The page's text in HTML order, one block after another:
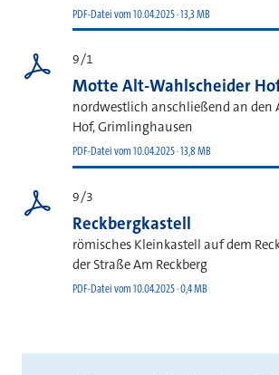
PDF-Datei vom 10.04.2025 · 13,3 MB
9/1
Motte Alt-Wahlscheider
nordwestlich anschließend an den
Hof, Grimlinghausen
PDF-Datei vom 10.04.2025 · 13,8 MB
9/3
Reckbergkastell
römisches Kleinkastell auf dem
der Straße Am Reckberg
PDF-Datei vom 10.04.2025 · 0,4 MB